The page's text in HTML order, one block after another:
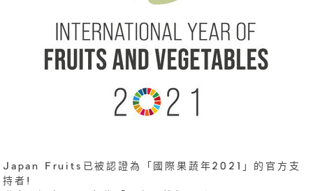
Japan Fruits已被認證為「國際果蔬年2021」的官方支
持者!